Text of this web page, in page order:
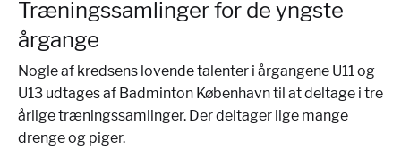
Træningssamlinger for de yngste
årgange
Nogle af kredsens lovende talenter i årgangene U11 og
U13 udtages af Badminton København til at deltage i tre
årlige træningssamlinger. Der deltager lige mange
drenge og piger.